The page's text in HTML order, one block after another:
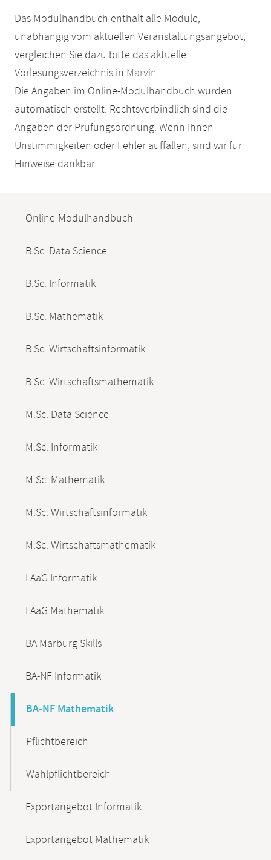
Das Modulhandbuch enthält alle Module,
unabhängig vom aktuellen Veranstaltungsangebot,
vergleichen Sie dazu bitte das aktuelle
Vorlesungsverzeichnis in Marvin.
Die Angaben im Online-Modulhandbuch wurden
automatisch erstellt. Rechtsverbindlich sind die
Angaben der Prüfungsordnung. Wenn Ihnen
Unstimmigkeiten oder Fehler auffallen, sind wir für
Hinweise dankbar.
NavigationOnline-Modulhandbuch
B.Sc. Data Science
B.Sc. Informatik
B.Sc. Mathematik
B.Sc. Wirtschaftsinformatik
B.Sc. Wirtschaftsmathematik
M.Sc. Data Science
M.Sc. Informatik
M.Sc. Mathematik
M.Sc. Wirtschaftsinformatik
M.Sc. Wirtschaftsmathematik
LAaG Informatik
LAaG Mathematik
BA Marburg Skills
BA-NF Informatik
BA-NF Mathematik
Pflichtbereich
Wahlpflichtbereich
Exportangebot Informatik
Exportangebot Mathematik